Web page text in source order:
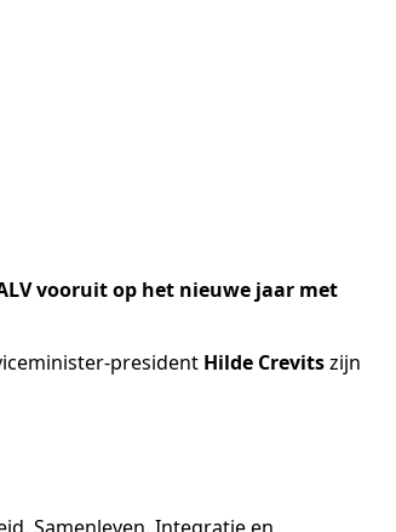
vooruit op het nieuwe jaar met
president Hilde Crevitszijn